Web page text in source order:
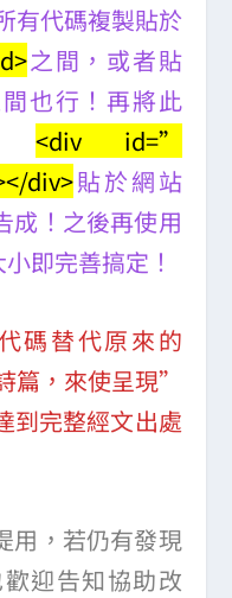
有代碼複製貼於
之間，或者貼
也行！再將此
<div id=”
div>貼於網站
成！之後再使用
即完善搞定！
碼替代原來的
篇，來使呈現”
完整經文出處
用，若仍有發現
迎告知協助改